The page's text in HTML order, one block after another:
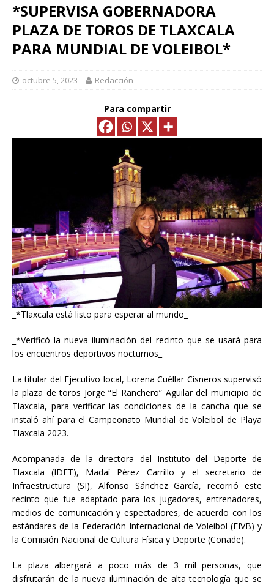
*SUPERVISA GOBERNADORA
PLAZA DE TOROS DE TLAXCALA
PARA MUNDIAL DE VOLEIBOL*
octubre 5, 2023 Redacción
Para compartir
_*Tlaxcala está listo para esperar al mundo_
_*Verificó la nueva iluminación del recinto que se usará para
los encuentros deportivos nocturnos_
Latitular del Ejecutivo local, Lorena Cuéllar Cisneros supervisó
la plaza de toros Jorge “El Ranchero” Aguilar del municipio de
Tlaxcala, para verificar las condiciones de la cancha que se
instaló ahí para el Campeonato Mundial de Voleibol de Playa
Tlaxcala 2023.
Acompañada de la directora del Instituto del Deporte de
Tlaxcala (IDET), Madaí Pérez Carrillo y el secretario de
Infraestructura (SI), Alfonso Sánchez García, recorrió este
recinto que fue adaptado para los jugadores, entrenadores,
medios de comunicación y espectadores, de acuerdo con los
estándares de la Federación Internacional de Voleibol (FIVB) y
la Comisión Nacional de Cultura Física y Deporte (Conade).
La plaza albergará a poco más de 3 mil personas, que
disfrutarán de la nueva iluminación de alta tecnología que se